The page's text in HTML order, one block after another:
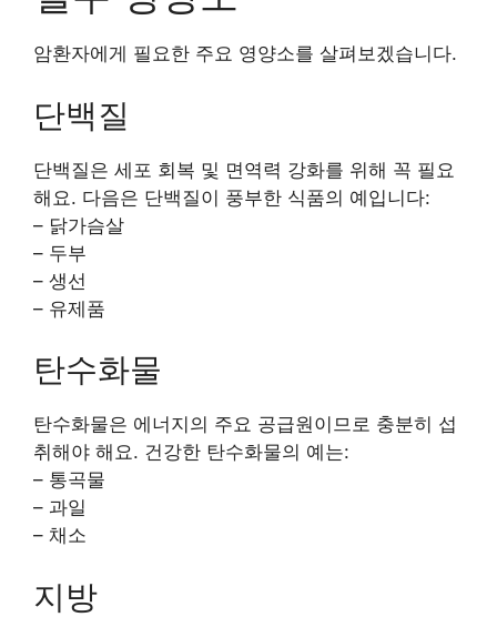
암환자에게 필요한 주요 영양소를 살펴보겠습니다.
단백질
단백질은 세포 회복 및 면역력 강화를 위해 꼭 필요
해요. 다음은 단백질이 풍부한 식품의 예입니다:
– 닭가슴살
– 두부
– 생선
– 유제품
탄수화물
탄수화물은 에너지의 주요 공급원이므로 충분히 섭
취해야 해요. 건강한 탄수화물의 예는:
– 통곡물
– 과일
– 채소
지방